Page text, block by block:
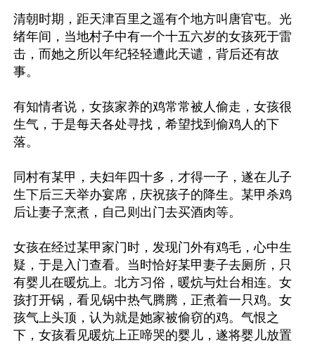
清朝时期，距天津百里之遥有个地方叫唐官屯。光
绪年间，当地村子中有一个十五六岁的女孩死于雷
击，而她之所以年纪轻轻遭此天谴，背后还有故
事。
有知情者说，女孩家养的鸡常常被人偷走，女孩很
生气，于是每天各处寻找，希望找到偷鸡人的下
落。
同村有某甲，夫妇年四十多，才得一子，遂在儿子
生下后三天举办宴席，庆祝孩子的降生。某甲杀鸡
后让妻子烹煮，自己则出门去买酒肉等。
女孩在经过某甲家门时，发现门外有鸡毛，心中生
疑，于是入门查看。当时恰好某甲妻子去厕所，只
有婴儿在暖炕上。北方习俗，暖炕与灶台相连。女
孩打开锅，看见锅中热气腾腾，正煮着一只鸡。女
孩气上头顶，认为就是她家被偷窃的鸡。气恨之
下，女孩看见暖炕上正啼哭的婴儿，遂将婴儿放置